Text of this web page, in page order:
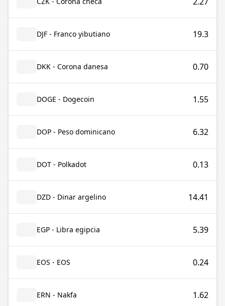
DJF - Franco yibutiano 19.3
DKK - Corona danesa 0.70
DOGE - Dogecoin 1.55
DOP - Peso dominicano 6.32
DOT - Polkadot 0.13
DZD - Dinar argelino 14.41
EGP - Libra egipcia 5.39
EOS - EOS 0.24
ERN - Nakfa 1.62